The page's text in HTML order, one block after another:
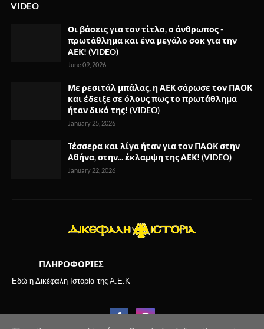
VIDEO
Οι βάσεις για τον τίτλο, ο άνθρωπος -
πρωτάθλημα και ένα μεγάλο σοκ για την
ΑΕΚ! (VIDEO)
June 09, 2026
Με ρεσιτάλ μπάλας, η ΑΕΚ σάρωσε τον ΠΑΟΚ
και έδειξε σε όλους πως το πρωτάθλημα
ήταν δικό της! (VIDEO)
January 25, 2026
Τέσσερα και λίγα ήταν για τον ΠΑΟΚ στην
Αθήνα, στην... έκλαμψη της ΑΕΚ! (VIDEO)
January 22, 2026
ΠΛΗΡΟΦΟΡΙΕΣ
Εδώ η Δικέφαλη Ιστορία της Α.Ε.Κ